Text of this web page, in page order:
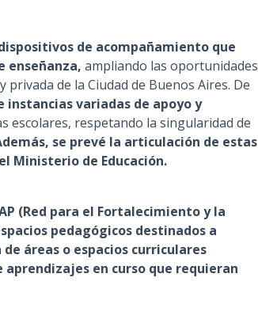
de acompañamiento que
enseñanza, ampliando las oportunidades
de la Ciudad de Buenos Aires. De
variadas de apoyo y
escolares, respetando la singularidad de
se prevé la articulación de estas
Ministerio de Educación.
(Red para el Fortalecimiento y la
spacios pedagógicos destinados a
áreas o espacios curriculares
en curso que requieran